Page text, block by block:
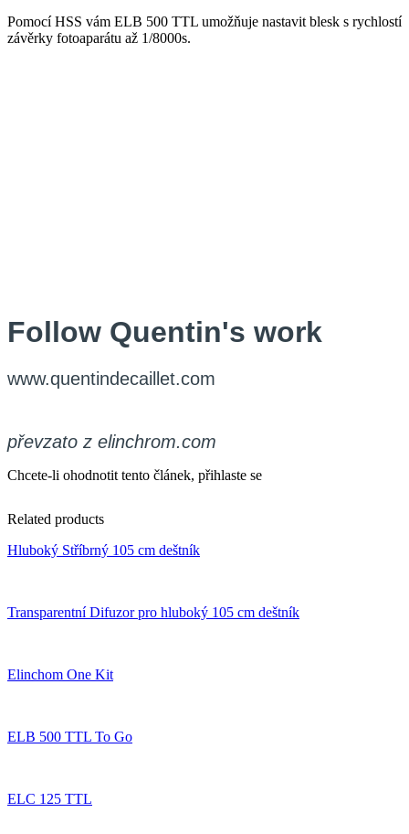
Pomocí HSS vám ELB 500 TTL umožňuje nastavit blesk s rychlostí
závěrky fotoaparátu až 1/8000s.
Follow Quentin's work
www.quentindecaillet.com
převzato z elinchrom.com
Chcete-li ohodnotit tento článek, přihlaste se
Related products
Hluboký Stříbrný 105 cm deštník
Transparentní Difuzor pro hluboký 105 cm deštník
Elinchom One Kit
ELB 500 TTL To Go
ELC 125 TTL